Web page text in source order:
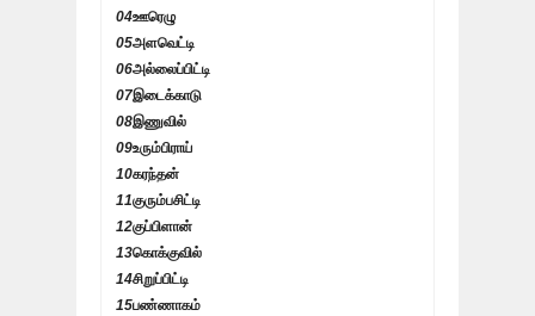
04ஊரெழு
05அளவெட்டி
06அல்லைப்பிட்டி
07இடைக்காடு
08இணுவில்
09உரும்பிராய்
10கரந்தன்
11குரும்பசிட்டி
12குப்பிளான்
13கொக்குவில்
14சிறுப்பிட்டி
15பண்ணாகம்